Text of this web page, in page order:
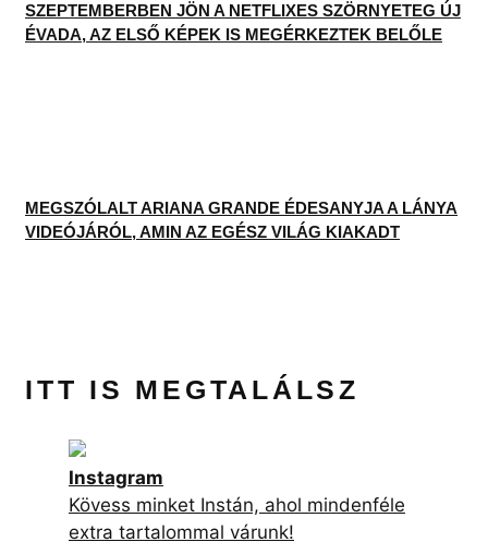
SZEPTEMBERBEN JÖN A NETFLIXES SZÖRNYETEG ÚJ
ÉVADA, AZ ELSŐ KÉPEK IS MEGÉRKEZTEK BELŐLE
MEGSZÓLALT ARIANA GRANDE ÉDESANYJA A LÁNYA
VIDEÓJÁRÓL, AMIN AZ EGÉSZ VILÁG KIAKADT
ITT IS MEGTALÁLSZ
Instagram
Kövess minket Instán, ahol mindenféle
extra tartalommal várunk!